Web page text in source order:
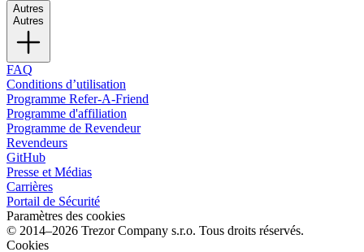
Autres
Autres
FAQ
Conditions d’utilisation
Programme Refer-A-Friend
Programme d'affiliation
Programme de Revendeur
Revendeurs
GitHub
Presse et Médias
Carrières
Portail de Sécurité
Paramètres des cookies
© 2014–2026 Trezor Company s.r.o. Tous droits réservés.
Cookies